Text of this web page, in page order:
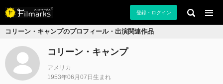
登録・ログイン
コリーン・キャンプのプロフィール・出演関連作品
コリーン・キャンプ
アメリカ
1953年06月07日生まれ